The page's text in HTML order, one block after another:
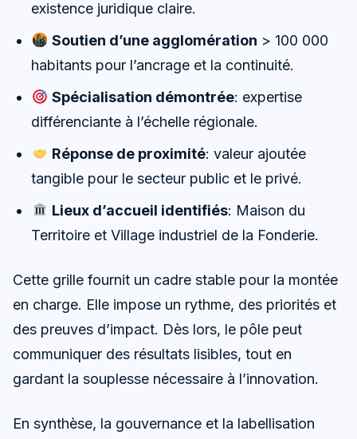
existence juridique claire.
Soutien d’une agglomération > 100 000
habitants pour l’ancrage et la continuité.
Spécialisation démontrée: expertise
différenciante à l’échelle régionale.
Réponse de proximité: valeur ajoutée
tangible pour le secteur public et le privé.
Lieux d’accueil identifiés: Maison du
Territoire et Village industriel de la Fonderie.
Cette grille fournit un cadre stable pour la montée
en charge. Elle impose un rythme, des priorités et
des preuves d’impact. Dès lors, le pôle peut
communiquer des résultats lisibles, tout en
gardant la souplesse nécessaire à l’innovation.
En synthèse, la gouvernance et la labellisation